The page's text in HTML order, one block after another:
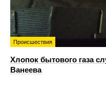
Происшествия
Хлопок бытового газа
Ванеева